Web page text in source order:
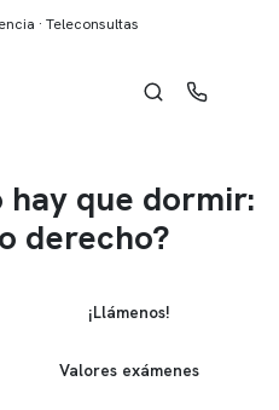
· Teleconsultas
hay que dormir:
derecho?
¡Llámenos!
Valores exámenes